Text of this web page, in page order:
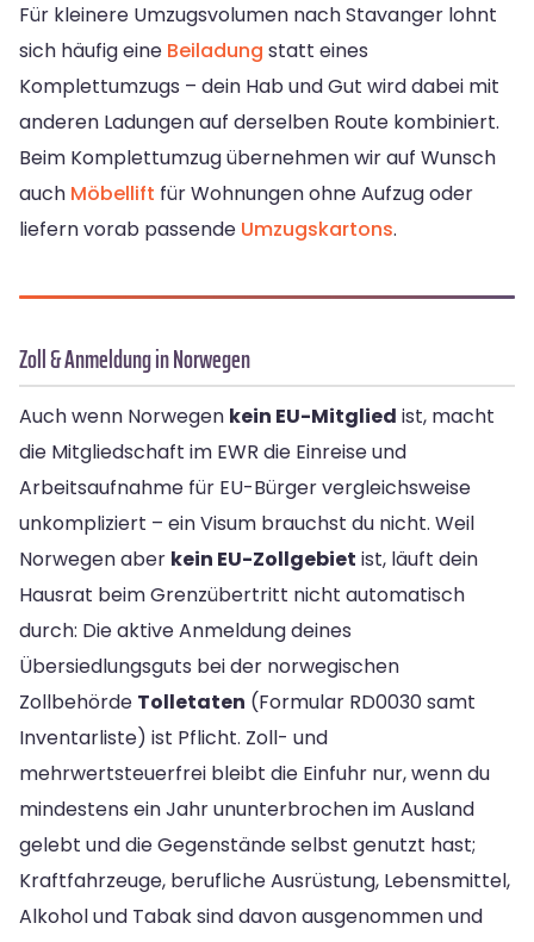
Für kleinere Umzugsvolumen nach Stavanger lohnt
sich häufig eine Beiladung statt eines
Komplettumzugs – dein Hab und Gut wird dabei mit
anderen Ladungen auf derselben Route kombiniert.
Beim Komplettumzug übernehmen wir auf Wunsch
auch Möbellift für Wohnungen ohne Aufzug oder
liefern vorab passende Umzugskartons.
Zoll & Anmeldung in Norwegen
Auch wenn Norwegen kein EU-Mitglied ist, macht
die Mitgliedschaft im EWR die Einreise und
Arbeitsaufnahme für EU-Bürger vergleichsweise
unkompliziert – ein Visum brauchst du nicht. Weil
Norwegen aber kein EU-Zollgebiet ist, läuft dein
Hausrat beim Grenzübertritt nicht automatisch
durch: Die aktive Anmeldung deines
Übersiedlungsguts bei der norwegischen
Zollbehörde Tolletaten (Formular RD0030 samt
Inventarliste) ist Pflicht. Zoll- und
mehrwertsteuerfrei bleibt die Einfuhr nur, wenn du
mindestens ein Jahr ununterbrochen im Ausland
gelebt und die Gegenstände selbst genutzt hast;
Kraftfahrzeuge, berufliche Ausrüstung, Lebensmittel,
Alkohol und Tabak sind davon ausgenommen und